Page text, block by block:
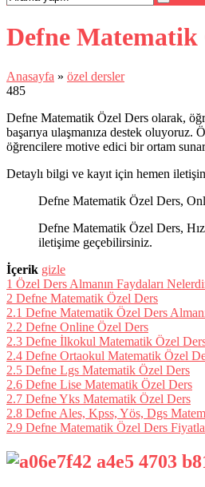
Defne Matematik
Anasayfa » özel dersler
485
Defne Matematik Özel Ders olarak,
başarıya ulaşmanıza destek oluyoruz.
öğrencilere motive edici bir ortam
Detaylı bilgi ve kayıt için hemen
Defne Matematik Özel Ders,
Defne Matematik Özel Ders,
iletişime geçebilirsiniz.
İçerik gizle
1 Özel Ders Almanın Faydaları
2 Defne Matematik Özel Ders
2.1 Defne Matematik Özel Ders
2.2 Defne Online Özel Ders
2.3 Defne İlkokul Matematik Özel
2.4 Defne Ortaokul Matematik Özel
2.5 Defne Lgs Matematik Özel Ders
2.6 Defne Lise Matematik Özel Ders
2.7 Defne Yks Matematik Özel Ders
2.8 Defne Ales, Kpss, Yös, Dgs
2.9 Defne Matematik Özel Ders